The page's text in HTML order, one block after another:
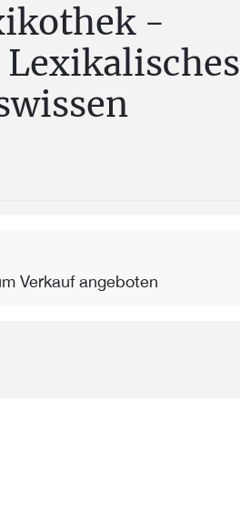
-
Verkauf angeboten